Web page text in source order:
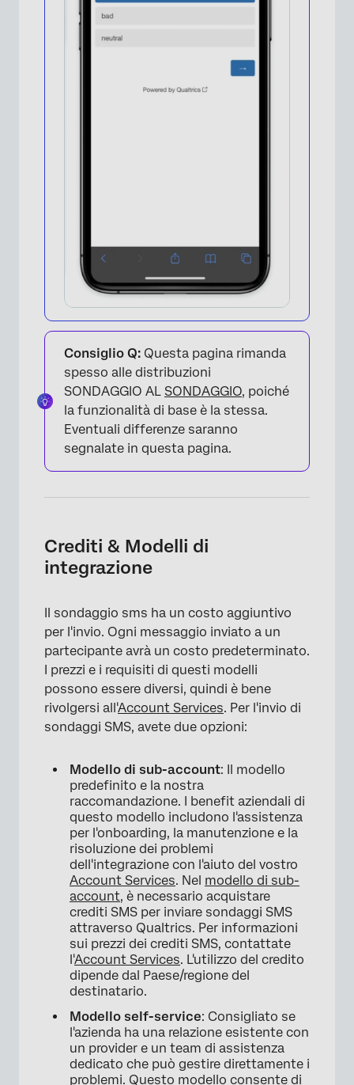
×
Consiglio Q: Questa pagina rimanda
spesso alle distribuzioni
SONDAGGIO AL SONDAGGIO, poiché
la funzionalità di base è la stessa.
Eventuali differenze saranno
segnalate in questa pagina.
Crediti & Modelli di
integrazione
Il sondaggio sms ha un costo aggiuntivo
per l'invio. Ogni messaggio inviato a un
partecipante avrà un costo predeterminato.
I prezzi e i requisiti di questi modelli
possono essere diversi, quindi è bene
rivolgersi all'Account Services. Per l'invio di
sondaggi SMS, avete due opzioni:
Modello di sub-account: Il modello
predefinito e la nostra
raccomandazione. I benefit aziendali di
questo modello includono l'assistenza
per l'onboarding, la manutenzione e la
risoluzione dei problemi
dell'integrazione con l'aiuto del vostro
Account Services. Nel modello di sub-
account, è necessario acquistare
crediti SMS per inviare sondaggi SMS
attraverso Qualtrics. Per informazioni
sui prezzi dei crediti SMS, contattate
l'Account Services. L'utilizzo del credito
dipende dal Paese/regione del
destinatario.
Modello self-service: Consigliato se
l'azienda ha una relazione esistente con
un provider e un team di assistenza
dedicato che può gestire direttamente i
problemi. Questo modello consente di